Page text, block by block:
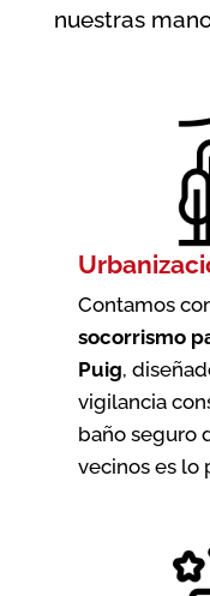
nuestras
Contamos
socorrismo
Puig,
vigilancia
baño seguro
vecinos es lo